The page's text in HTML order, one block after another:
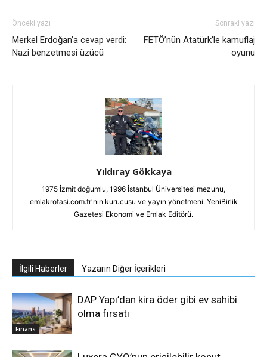
Önceki yazı
Merkel Erdoğan’a cevap verdi:
Nazi benzetmesi üzücü
Sonraki yazı
FETÖ’nün Atatürk’le kamuflaj
oyunu
Yıldıray Gökkaya
1975 İzmit doğumlu, 1996 İstanbul Üniversitesi mezunu,
emlakrotasi.com.tr'nin kurucusu ve yayın yönetmeni. YeniBirlik
Gazetesi Ekonomi ve Emlak Editörü.
İlgili Haberler Yazarın Diğer İçerikleri
Finans
DAP Yapı’dan kira öder gibi ev sahibi
olma fırsatı